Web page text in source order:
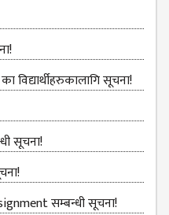
विद्यार्थीहरुकालागि सूचना!
सूचना!
सम्बन्धी सूचना!